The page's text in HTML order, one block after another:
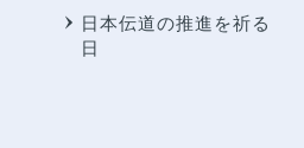
日本伝道の推進を祈る
日